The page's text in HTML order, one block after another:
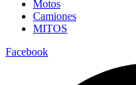
Motos
Camiones
MITOS
Facebook